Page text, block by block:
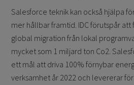
Salesforce teknik kan också hjälpa
mer hållbar framtid. IDC förutspår att
global migration från lokal
mycket som 1 miljard ton Co2.
ett mål att driva 100% förnybar
verksamhet år 2022 och levererar